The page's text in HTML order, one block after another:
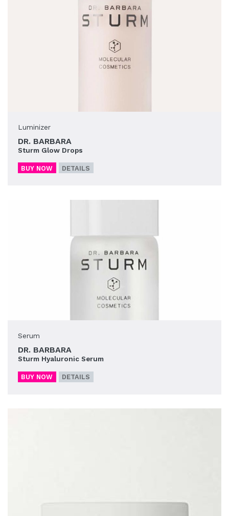
Luminizer
DR. BARBARA
Sturm Glow Drops
BUY NOW DETAILS
Serum
DR. BARBARA
Sturm Hyaluronic Serum
BUY NOW DETAILS